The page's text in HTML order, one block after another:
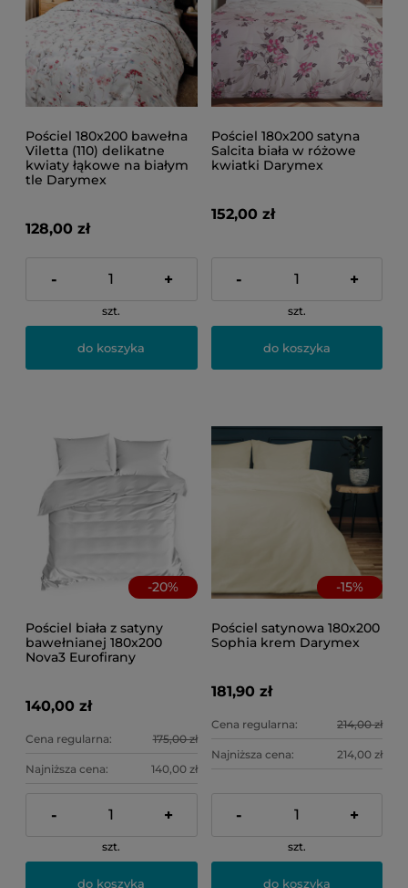
Pościel 180x200 bawełna
Viletta (110) delikatne
kwiaty łąkowe na białym
tle Darymex
128,00 zł
- +
szt.
do koszyka
Pościel 180x200 satyna
Salcita biała w różowe
kwiatki Darymex
152,00 zł
- +
szt.
do koszyka
-20%
Pościel biała z satyny
bawełnianej 180x200
Nova3 Eurofirany
140,00 zł
Cena regularna: 175,00 zł
Najniższa cena: 140,00 zł
- +
szt.
do koszyka
-15%
Pościel satynowa 180x200
Sophia krem Darymex
181,90 zł
Cena regularna: 214,00 zł
Najniższa cena: 214,00 zł
- +
szt.
do koszyka